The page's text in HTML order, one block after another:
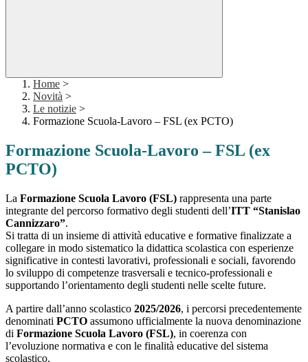
Home >
Novità >
Le notizie >
Formazione Scuola-Lavoro – FSL (ex PCTO)
Formazione Scuola-Lavoro – FSL (ex
PCTO)
La Formazione Scuola Lavoro (FSL) rappresenta una parte
integrante del percorso formativo degli studenti dell’ITT “Stanislao
Cannizzaro”.
Si tratta di un insieme di attività educative e formative finalizzate a
collegare in modo sistematico la didattica scolastica con esperienze
significative in contesti lavorativi, professionali e sociali, favorendo
lo sviluppo di competenze trasversali e tecnico-professionali e
supportando l’orientamento degli studenti nelle scelte future.
A partire dall’anno scolastico 2025/2026, i percorsi precedentemente
denominati PCTO assumono ufficialmente la nuova denominazione
di Formazione Scuola Lavoro (FSL), in coerenza con
l’evoluzione normativa e con le finalità educative del sistema
scolastico.